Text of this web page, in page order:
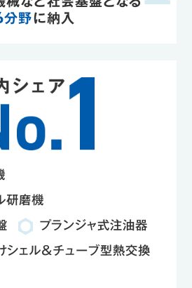
分野に納入
研磨機
プランジャ式注油器
シェル＆チューブ型熱交換